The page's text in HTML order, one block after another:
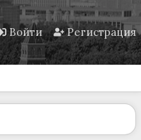
Войти Регистрация